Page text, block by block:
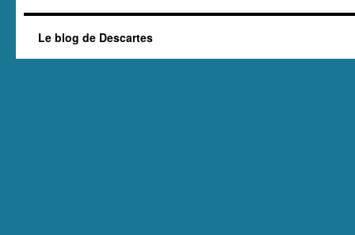
Le blog de Descartes